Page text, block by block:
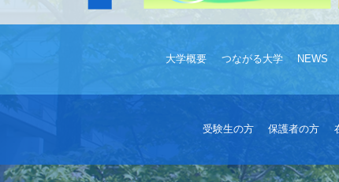
大学概要 つながる大学 NEWS
受験生の方 保護者の方